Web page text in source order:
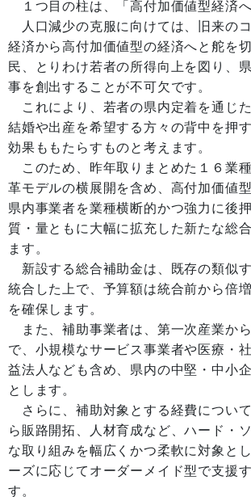
１つ目の柱は、「高付加価値型経済へ
人口減少の克服に向けては、旧来の
経済から高付加価値型の経済へと舵を
民、とりわけ若者の所得向上を図り、
事を創出することが不可欠です。
これにより、若者の県内定着を通じた
結婚や出産を希望する方々の背中を押
効果ももたらすものと考えます。
このため、昨年取りまとめた１６業
革モデルの横展開を含め、高付加価値
県内事業者を業種横断的かつ強力に後
質・量ともに大幅に拡充した新たな総
ます。
新設する総合補助金は、既存の類似
統合した上で、予算額は統合前から倍
を確保します。
また、補助事業者は、第一次産業か
で、小規模なサービス事業者や医療・
益法人なども含め、県内の中堅・中小
とします。
さらに、補助対象とする経費につい
ら販路開拓、人材育成など、ハード・
な取り組みを幅広くかつ柔軟に対象と
ーズに応じてオーダーメイド型で支援
す。